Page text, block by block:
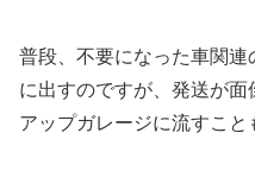
普段、不要になった車関連
に出すのですが、発送が
アップガレージに流すこと